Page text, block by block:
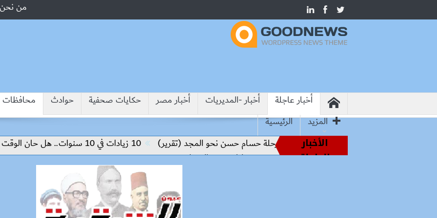
من نحن
أخبار عاجلة أخبار -المديريات أخبار مصر حكايات صحفية حوادث محافظات
المزيد
الرئيسية
الأخبار
العاجلة
الملاعب إلى قيادة الفراعنة.. كواليس رحلة حسام حسن نحو المجد (تقرير) 10 زيادات في 10 سنوات.. هل حان الوقت لرفع دعم البنزين نهائيا؟
بيطرية بأسوان لتحصين الكلاب الحرة والحد من مخاطر مرض السعار